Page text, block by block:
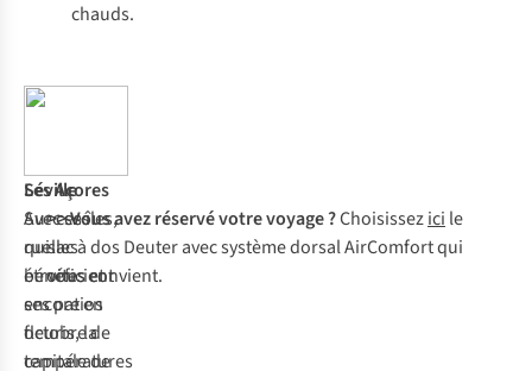
chauds.
Les Açores
Sur ces îles,
qui
bénéficient
encore en
octobre de
températures
Séville
Avec ses
ruelles
étroites et
ses patios
fleuris, la
capitale de
>> Vous avez réservé votre voyage ?Choisissezici le
sac à dos Deuter avec système dorsal AirComfort qui
vous convient.